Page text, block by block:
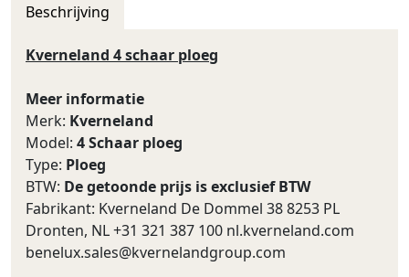
Beschrijving
Kverneland 4 schaar ploeg
Meer informatie
Merk: Kverneland
Model: 4 Schaar ploeg
Type: Ploeg
BTW: De getoonde prijs is exclusief BTW
Fabrikant: Kverneland De Dommel 38 8253 PL
Dronten, NL +31 321 387 100 nl.kverneland.com
benelux.sales@kvernelandgroup.com